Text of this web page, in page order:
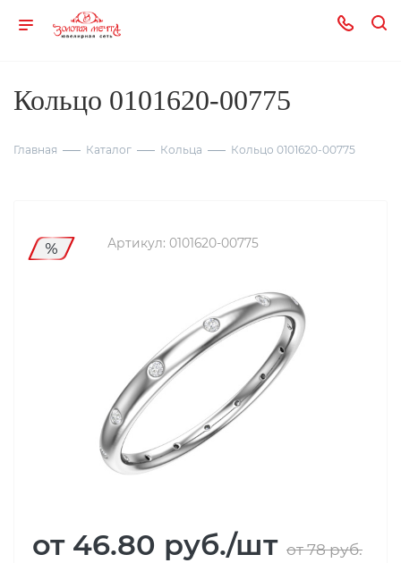
Кольцо 0101620-00775
Главная Каталог Кольца Кольцо 0101620-00775
Артикул: 0101620-00775
от 46.80 руб./шт от 78руб.